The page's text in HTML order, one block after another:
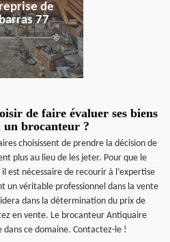
de
77
de faire évaluer ses biens
un brocanteur ?
choisissent de prendre la décision de
plus au lieu de les jeter. Pour que le
est nécessaire de recourir à l’expertise
un véritable professionnel dans la vente
dans la détermination du prix de
en vente. Le brocanteur Antiquaire
ce domaine. Contactez-le !